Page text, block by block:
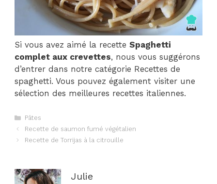
Si vous avez aimé la recette Spaghetti
complet aux crevettes, nous vous suggérons
d’entrer dans notre catégorie Recettes de
spaghetti. Vous pouvez également visiter une
sélection des meilleures recettes italiennes.
Catégories
Pâtes
Navigation
des
Recette de saumon fumé végétalien
Recette de Torrijas à la citrouille
Julie